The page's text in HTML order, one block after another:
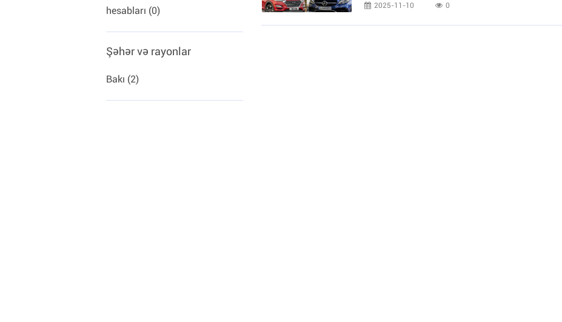
hesabları (0)
Şəhər və rayonlar
Bakı (2)
2025-11-10 0